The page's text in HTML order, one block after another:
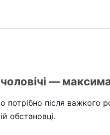
чоловічі —
після важкого
обстановці.